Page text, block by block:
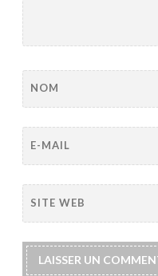
NOM
E-MAIL
SITE WEB